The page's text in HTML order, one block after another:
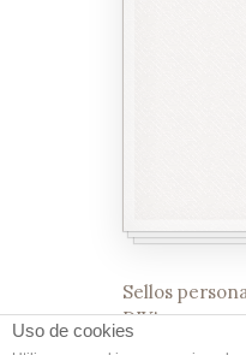
Sellos
DIY!
Uso de cookies